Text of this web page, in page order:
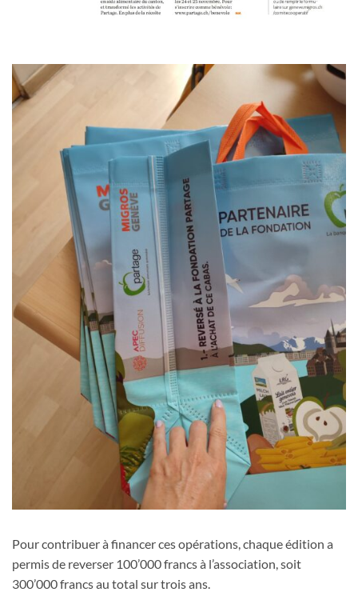
Pour contribuer à financer ces opérations, chaque édition a
permis de reverser 100’000 francs à l’association, soit
300’000 francs au total sur trois ans.